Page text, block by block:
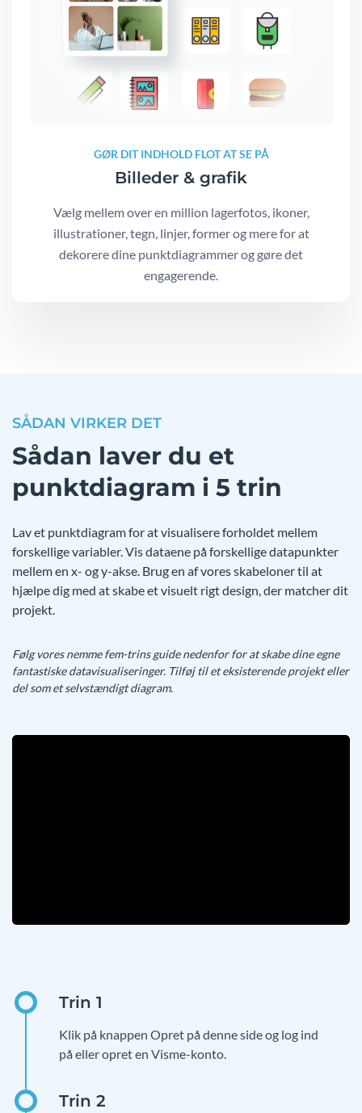
GØR DIT INDHOLD FLOT AT SE PÅ
Billeder & grafik
Vælg mellem over en million lagerfotos, ikoner,
illustrationer, tegn, linjer, former og mere for at
dekorere dine punktdiagrammer og gøre det
engagerende.
SÅDAN VIRKER DET
Sådan laver du et
punktdiagram i 5 trin
Lav et punktdiagram for at visualisere forholdet mellem
forskellige variabler. Vis dataene på forskellige datapunkter
mellem en x- og y-akse. Brug en af vores skabeloner til at
hjælpe dig med at skabe et visuelt rigt design, der matcher dit
projekt.
Følg vores nemme fem-trins guide nedenfor for at skabe dine egne
fantastiske datavisualiseringer. Tilføj til et eksisterende projekt eller
del som et selvstændigt diagram.
Klik på knappen Opret på denne side og log ind
på eller opret en Visme-konto.